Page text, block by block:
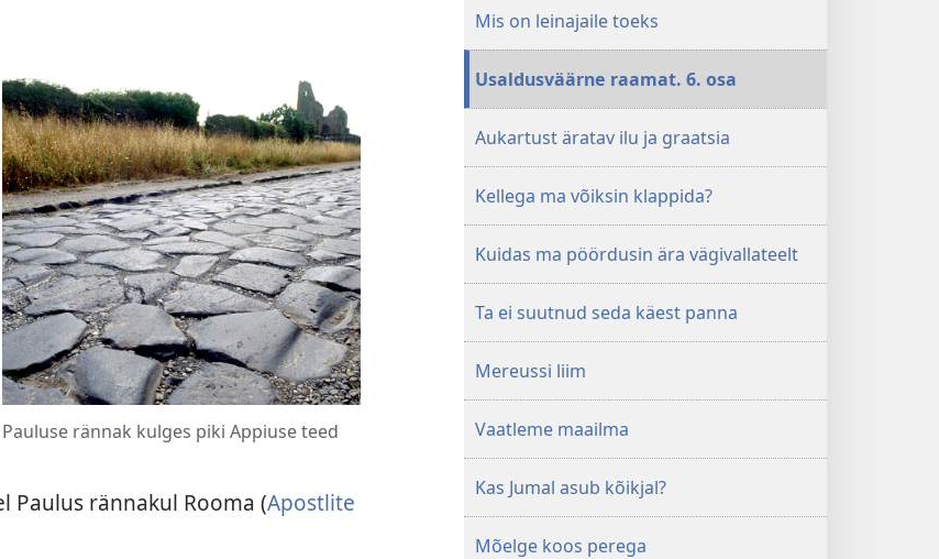
Pauluse rännak kulges piki Appiuse teed
Paulus rännakul Rooma (Apostlite
Mis on leinajaile toeks
Usaldusväärne raamat. 6. osa
Aukartust äratav ilu ja graatsia
Kellega ma võiksin klappida?
Kuidas ma pöördusin ära vägivallateelt
Ta ei suutnud seda käest panna
Mereussi liim
Vaatleme maailma
Kas Jumal asub kõikjal?
Mõelge koos perega